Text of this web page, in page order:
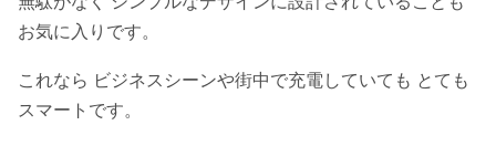
お気に入りです。
これなら ビジネスシーンや街中で充電していても とても
スマートです。